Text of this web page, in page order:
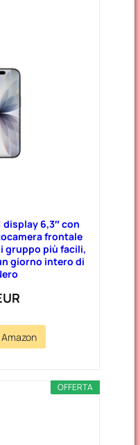
display 6,3″ con
frontale
gruppo più facili,
giorno intero di
OFFERTA